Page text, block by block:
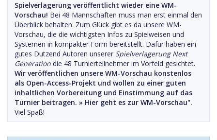
Spielverlagerung veröffentlicht wieder eine WM-
Vorschau! Bei 48 Mannschaften muss man erst einmal den
Überblick behalten. Zum Glück gibt es da unsere WM-
Vorschau, die die wichtigsten Infos zu Spielweisen und
Systemen in kompakter Form bereitstellt. Dafür haben ein
gutes Dutzend Autoren unserer Spielverlagerung Next
Generation die 48 Turnierteilnehmer im Vorfeld gesichtet.
Wir veröffentlichen unsere WM-Vorschau konstenlos
als Open-Access-Projekt und wollen zu einer guten
inhaltlichen Vorbereitung und Einstimmung auf das
Turnier beitragen. » Hier geht es zur WM-Vorschau".
Viel Spaß!